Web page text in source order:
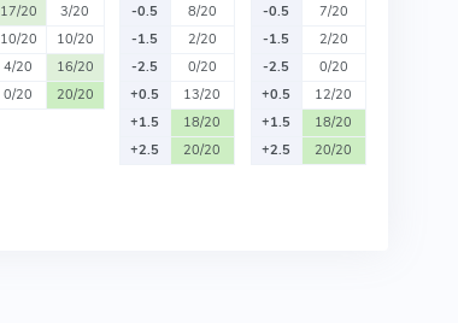
17/20
3/20
10/20
10/20
4/20
16/20
0/20 20/20
-0.5
8/20
-1.5
2/20
-2.5
0/20
+0.5
13/20
+1.5
18/20
+2.5
20/20
-0.5
7/20
-1.5
2/20
-2.5
0/20
+0.5
12/20
+1.5
18/20
+2.5
20/20